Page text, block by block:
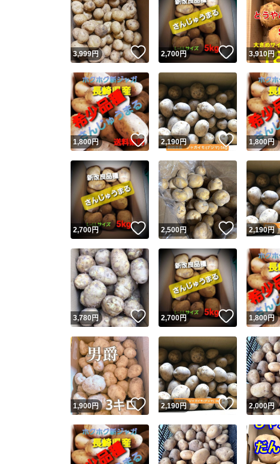
3,999円 いいね！
2,700円 いいね！
3,910円
1,800円 いいね！
2,190円 いいね！
1,800円
2,700円 いいね！
2,500円 いいね！
2,190円
3,780円 いいね！
2,700円 いいね！
1,800円
1,900円 いいね！
2,190円 いいね！
2,000円